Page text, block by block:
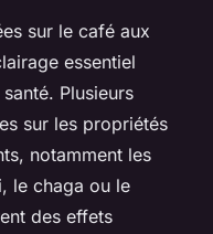
sur le café aux
essentiel
Plusieurs
sur les propriétés
notamment les
le chaga ou le
des effets